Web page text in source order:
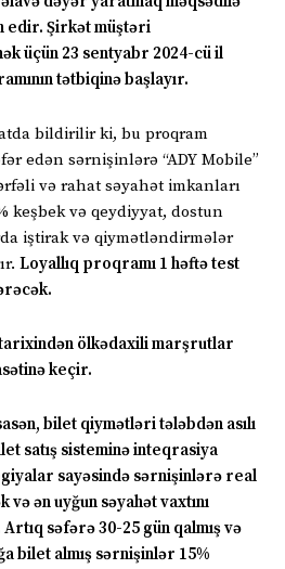
edir. Şirkət müştəri
üçün 23 sentyabr 2024-cü il
tətbiqinə başlayır.
bildirilir ki, bu proqram
edən sərnişinlərə “ADY Mobile”
və rahat səyahət imkanları
keşbek və qeydiyyat, dostun
iştirak və qiymətləndirmələr
Loyallıq proqramı 1 həftə test
ölkədaxili marşrutlar
keçir.
bilet qiymətləri tələbdən asılı
satış sisteminə inteqrasiya
sayəsində sərnişinlərə real
ən uyğun səyahət vaxtını
Artıq səfərə 30-25 gün qalmış və
bilet almış sərnişinlər 15%